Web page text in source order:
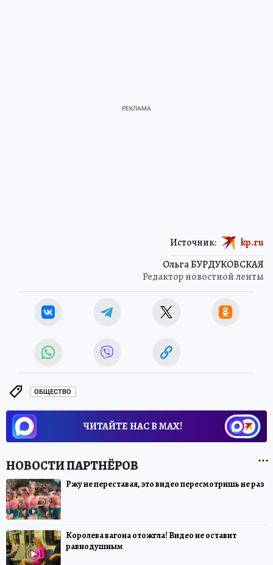
Ольга БУРДУКОВСКАЯ
Редактор новостной ленты
Источник: kp.ru
ОБЩЕСТВО
ЧИТАЙТЕ НАС В МАХ!
Ржу не переставая, это видео пересмотришь не раз
Королева вагона отожгла! Видео не оставит
равнодушным